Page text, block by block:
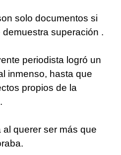
solo documentos si
superación .
periodista logró un
inmenso, hasta que
propios de la
querer ser más que